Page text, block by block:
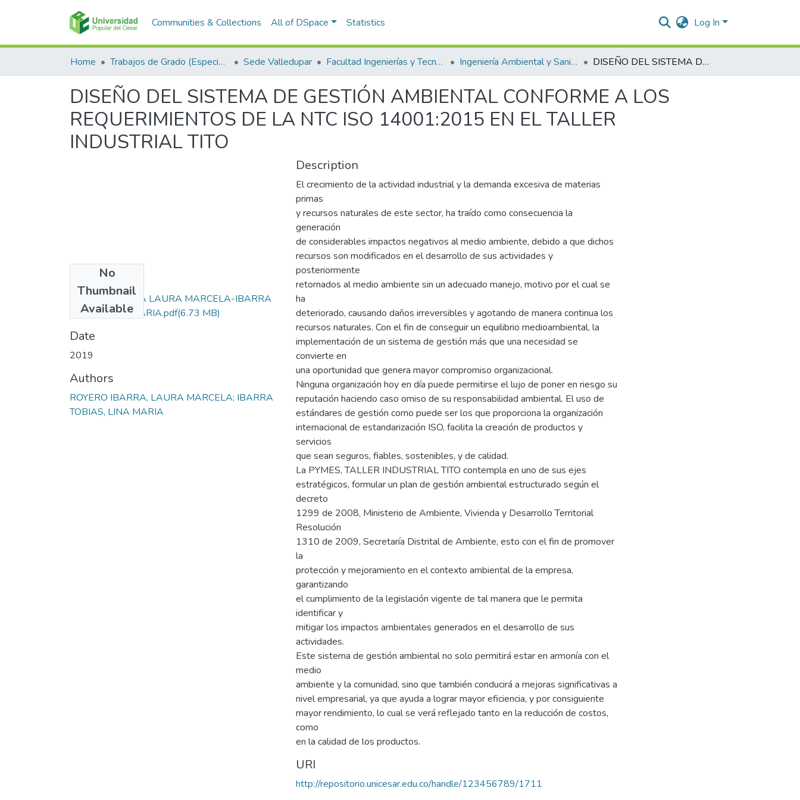
Communities & Collections All of DSpace Statistics Log In
Home Trabajos de Grado (Especializaciones y Pregrados) Sede Valledupar Facultad Ingenierías y Tecnologías Ingeniería Ambiental y Sanitaria. DISEÑO DEL SISTEMA DE GESTIÓN AMBIENTAL CONFORME A LOS REQUERIMIENTOS DE LA NTC ISO 14001:2015 EN EL TALLER INDUSTRIAL TITO
DISEÑO DEL SISTEMA DE GESTIÓN AMBIENTAL CONFORME A LOS
REQUERIMIENTOS DE LA NTC ISO 14001:2015 EN EL TALLER
INDUSTRIAL TITO
No
Thumbnail
Available
ROYERO IBARRA LAURA MARCELA-IBARRA
TOBIAS LINA MARIA.pdf(6.73 MB)
Date
2019
Authors
ROYERO IBARRA, LAURA MARCELA; IBARRA
TOBIAS, LINA MARIA
Description
El crecimiento de la actividad industrial y la demanda excesiva de materias
primas
y recursos naturales de este sector, ha traído como consecuencia la
generación
de considerables impactos negativos al medio ambiente, debido a que dichos
recursos son modificados en el desarrollo de sus actividades y
posteriormente
retornados al medio ambiente sin un adecuado manejo, motivo por el cual se
ha
deteriorado, causando daños irreversibles y agotando de manera continua los
recursos naturales. Con el fin de conseguir un equilibrio medioambiental, la
implementación de un sistema de gestión más que una necesidad se
convierte en
una oportunidad que genera mayor compromiso organizacional.
Ninguna organización hoy en día puede permitirse el lujo de poner en riesgo su
reputación haciendo caso omiso de su responsabilidad ambiental. El uso de
estándares de gestión como puede ser los que proporciona la organización
internacional de estandarización ISO, facilita la creación de productos y
servicios
que sean seguros, fiables, sostenibles, y de calidad.
La PYMES, TALLER INDUSTRIAL TITO contempla en uno de sus ejes
estratégicos, formular un plan de gestión ambiental estructurado según el
decreto
1299 de 2008, Ministerio de Ambiente, Vivienda y Desarrollo Territorial
Resolución
1310 de 2009, Secretaría Distrital de Ambiente, esto con el fin de promover
la
protección y mejoramiento en el contexto ambiental de la empresa,
garantizando
el cumplimiento de la legislación vigente de tal manera que le permita
identificar y
mitigar los impactos ambientales generados en el desarrollo de sus
actividades.
Este sistema de gestión ambiental no solo permitirá estar en armonía con el
medio
ambiente y la comunidad, sino que también conducirá a mejoras significativas a
nivel empresarial, ya que ayuda a lograr mayor eficiencia, y por consiguiente
mayor rendimiento, lo cual se verá reflejado tanto en la reducción de costos,
como
en la calidad de los productos.
URI
http://repositorio.unicesar.edu.co/handle/123456789/1711